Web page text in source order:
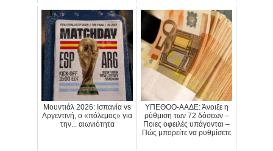
Μουντιάλ 2026: Ισπανία vs
Αργεντινή, ο «πόλεμος» για
την... αιωνιότητα
ΥΠΕΘΟΟ-ΑΑΔΕ: Άνοιξε η
ρύθμιση των 72 δόσεων –
Ποιες οφειλές υπάγονται –
Πώς μπορείτε να ρυθμίσετε